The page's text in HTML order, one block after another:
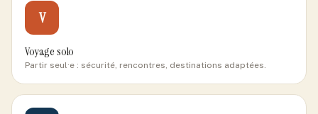
V
Voyage solo
Partir seul·e : sécurité, rencontres, destinations adaptées.